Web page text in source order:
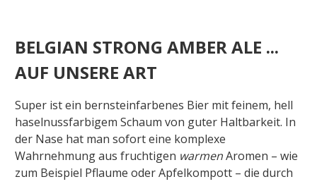
BELGIAN STRONG AMBER ALE ...
AUF UNSERE ART
Super ist ein bernsteinfarbenes Bier mit feinem, hell
haselnussfarbigem Schaum von guter Haltbarkeit. In
der Nase hat man sofort eine komplexe
Wahrnehmung aus fruchtigen warmenAromen – wie
zum Beispiel Pflaume oder Apfelkompott – die durch